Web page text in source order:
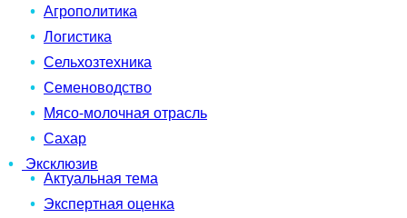
Агрополитика
Логистика
Сельхозтехника
Семеноводство
Мясо-молочная отрасль
Сахар
Эксклюзив
Актуальная тема
Экспертная оценка